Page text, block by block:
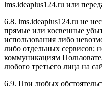
lms.ideaplus124.ru или
6.8. lms.ideaplus124.ru не
прямые или косвенные
использования либо
либо отдельных сервисов;
коммуникациям
любого третьего лица на
6.9. При любых